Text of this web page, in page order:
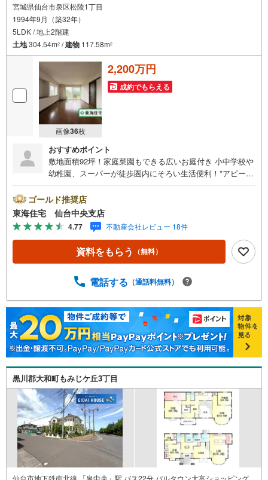
宮城県仙台市泉区松陵1丁目
1994年9月（築32年）
5LDK / 地上2階建
土地304.54m2 /建物 117.58m2
画像36枚
2,200万円
成約でもらえる
おすすめポイント
敷地面積92坪！家庭菜園もできる広いお庭付き 小中学校や
幼稚園、スーパーが徒歩圏内にそろい生活便利！*アピール
き！学校・幼稚園・スーパー・銀行等が徒歩圏内に充実〇
子育て世代にも嬉しい立地 ※居住中につき、見学希望時は
事前予約にご協力をお願いいたします。*ライフインフォメ
ーション 泉松陵小学校:徒歩13分松陵中学校:徒歩10分ヤマ
ザワ松陵店:徒歩7分いずみ松陵幼稚園:徒歩9分泉松陵郵便
局:徒歩3分仙台銀行:徒歩3分ヨークタウン市名坂:車約4分*
関での住宅ローン事前審査を行えます（無料）既存ローン
下さい
ゴールド推奨店
東海住宅 仙台中央支店
4.77 不動産会社レビュー 18件
資料をもらう （無料）
電話する （通話料無料）
黒川郡大和町もみじケ丘3丁目